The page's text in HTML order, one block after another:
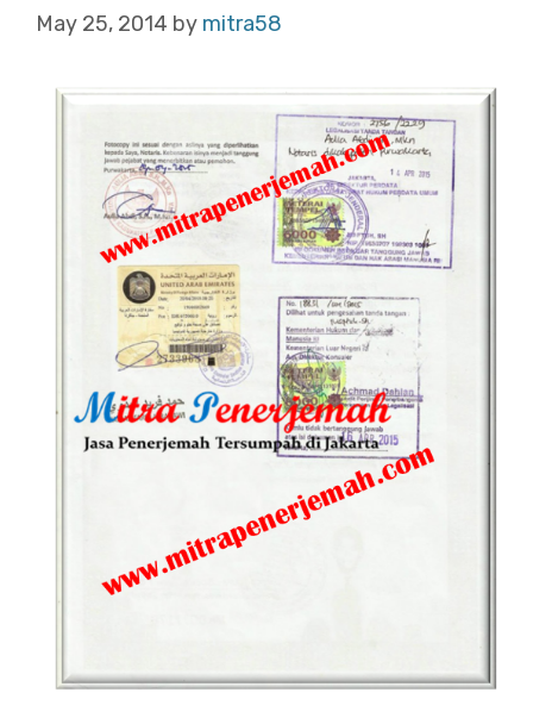
May 25, 2014 by mitra58